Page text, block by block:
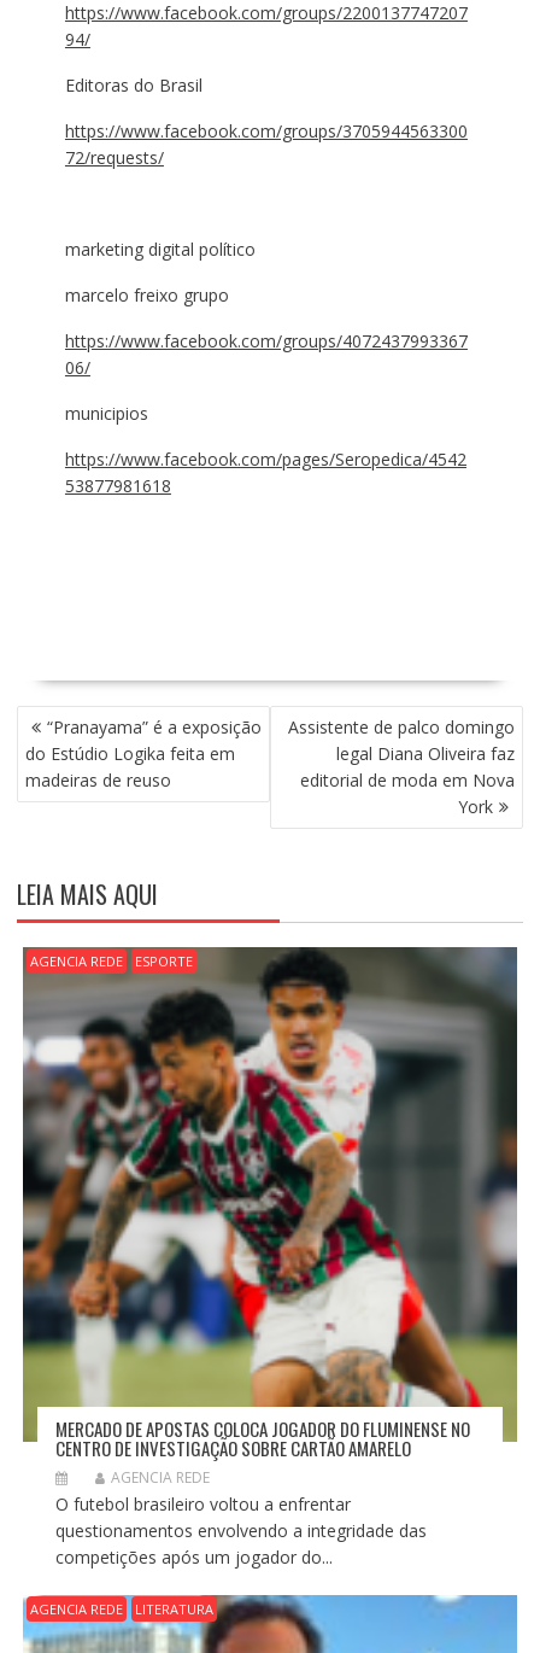
https://www.facebook.com/groups/2200137747207
94/
Editoras do Brasil
https://www.facebook.com/groups/3705944563300
72/requests/
marketing digital político
marcelo freixo grupo
https://www.facebook.com/groups/4072437993367
06/
municipios
https://www.facebook.com/pages/Seropedica/4542
53877981618
N
A
V
E
Ç
Ã
O
D
O
S
T
“Pranayama” é a exposição
do Estúdio Logika feita em
madeiras de reuso
Assistente de palco domingo
legal Diana Oliveira faz
editorial de moda em Nova
York
LEIA MAIS AQUI
AGENCIA REDE ESPORTE
MERCADO DE APOSTAS COLOCA JOGADOR DO FLUMINENSE NO
CENTRO DE INVESTIGAÇÃO SOBRE CARTÃO AMARELO
AGENCIA REDE
O futebol brasileiro voltou a enfrentar
questionamentos envolvendo a integridade das
competições após um jogador do...
AGENCIA REDE LITERATURA